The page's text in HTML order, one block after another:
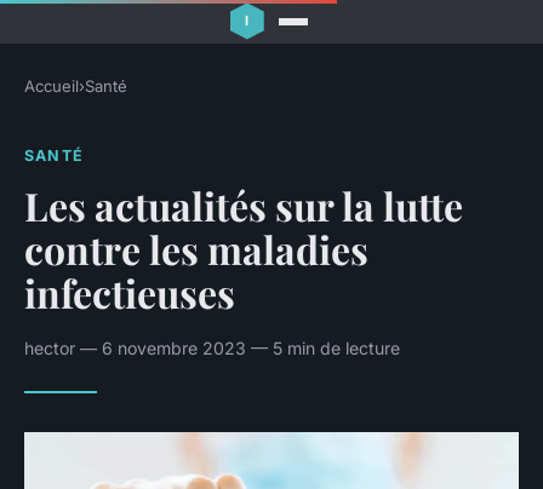
Accueil›Santé
SANTÉ
Les actualités sur la lutte
contre les maladies
infectieuses
hector — 6 novembre 2023 — 5 min de lecture